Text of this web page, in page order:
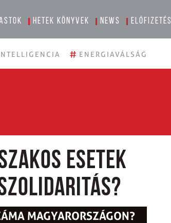
Hetek könyvek News Előfizetés
# ENERGIAVÁLSÁG
esetek
MAGYARORSZÁGON?